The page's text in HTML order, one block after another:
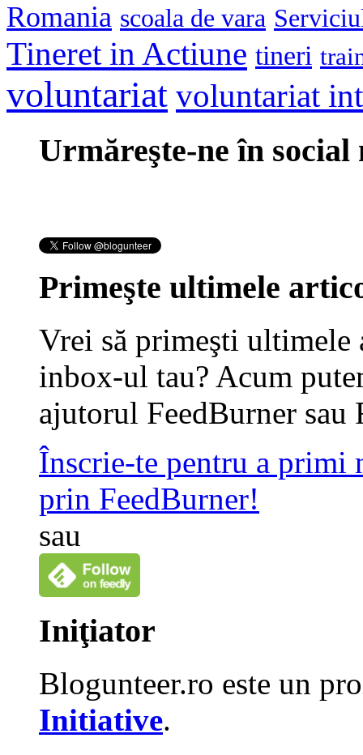
Romania scoala de vara
Tineret in Actiune tineri
voluntariat voluntariat
Urmăreşte-ne în social
Primeşte ultimele
Vrei să primeşti
inbox-ul tau? Acum
ajutorul FeedBurner sau
Înscrie-te pentru a primi
prin FeedBurner!
sau
Iniţiator
Blogunteer.ro este un
Initiative.